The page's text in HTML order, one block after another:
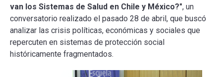
van los Sistemas de Salud en Chile y México?", un
conversatorio realizado el pasado 28 de abril, que buscó
analizar las crisis políticas, económicas y sociales que
repercuten en sistemas de protección social
históricamente fragmentados.